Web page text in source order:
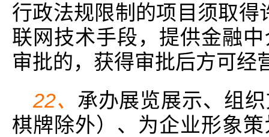
行政法规限制的项目须取
联网技术手段，提供金融
审批的，获得审批后方可经
22、 承办展览展示、组
棋牌除外）、为企业形象